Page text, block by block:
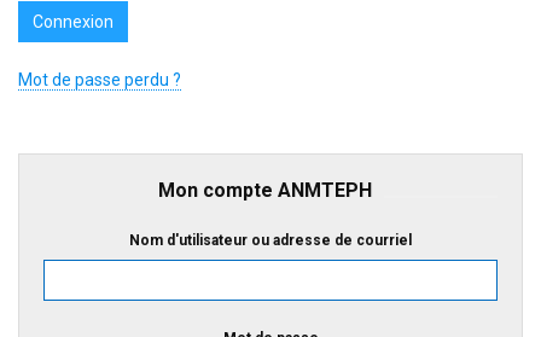
Mot de passe perdu ?
Mon compte ANMTEPH
Nom d'utilisateur ou adresse de courriel